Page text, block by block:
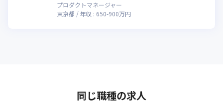
プロダクトマネージャー
東京都
年収 : 650-900万円
同じ職種の求人